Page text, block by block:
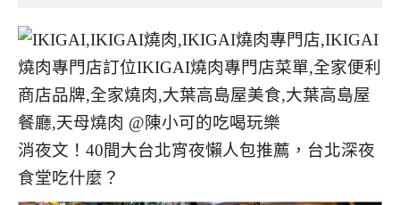
消夜文！40間大台北宵夜懶人包推薦，台北深夜
食堂吃什麼？